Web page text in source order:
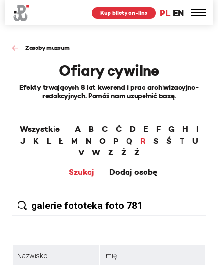
PL EN
Kup bilety on-line
Zasoby muzeum
Ofiary cywilne
Efekty trwających 8 lat kwerend i prac archiwizacyjno-
redakcyjnych. Pomóż nam uzupełnić bazę.
Wszystkie A B C Ć D E F G H
I
J
K L Ł M N O P Q R S Ś T
U
V
W Z Ż
Ź
Szukaj
Dodaj osobę
Nazwisko Imię